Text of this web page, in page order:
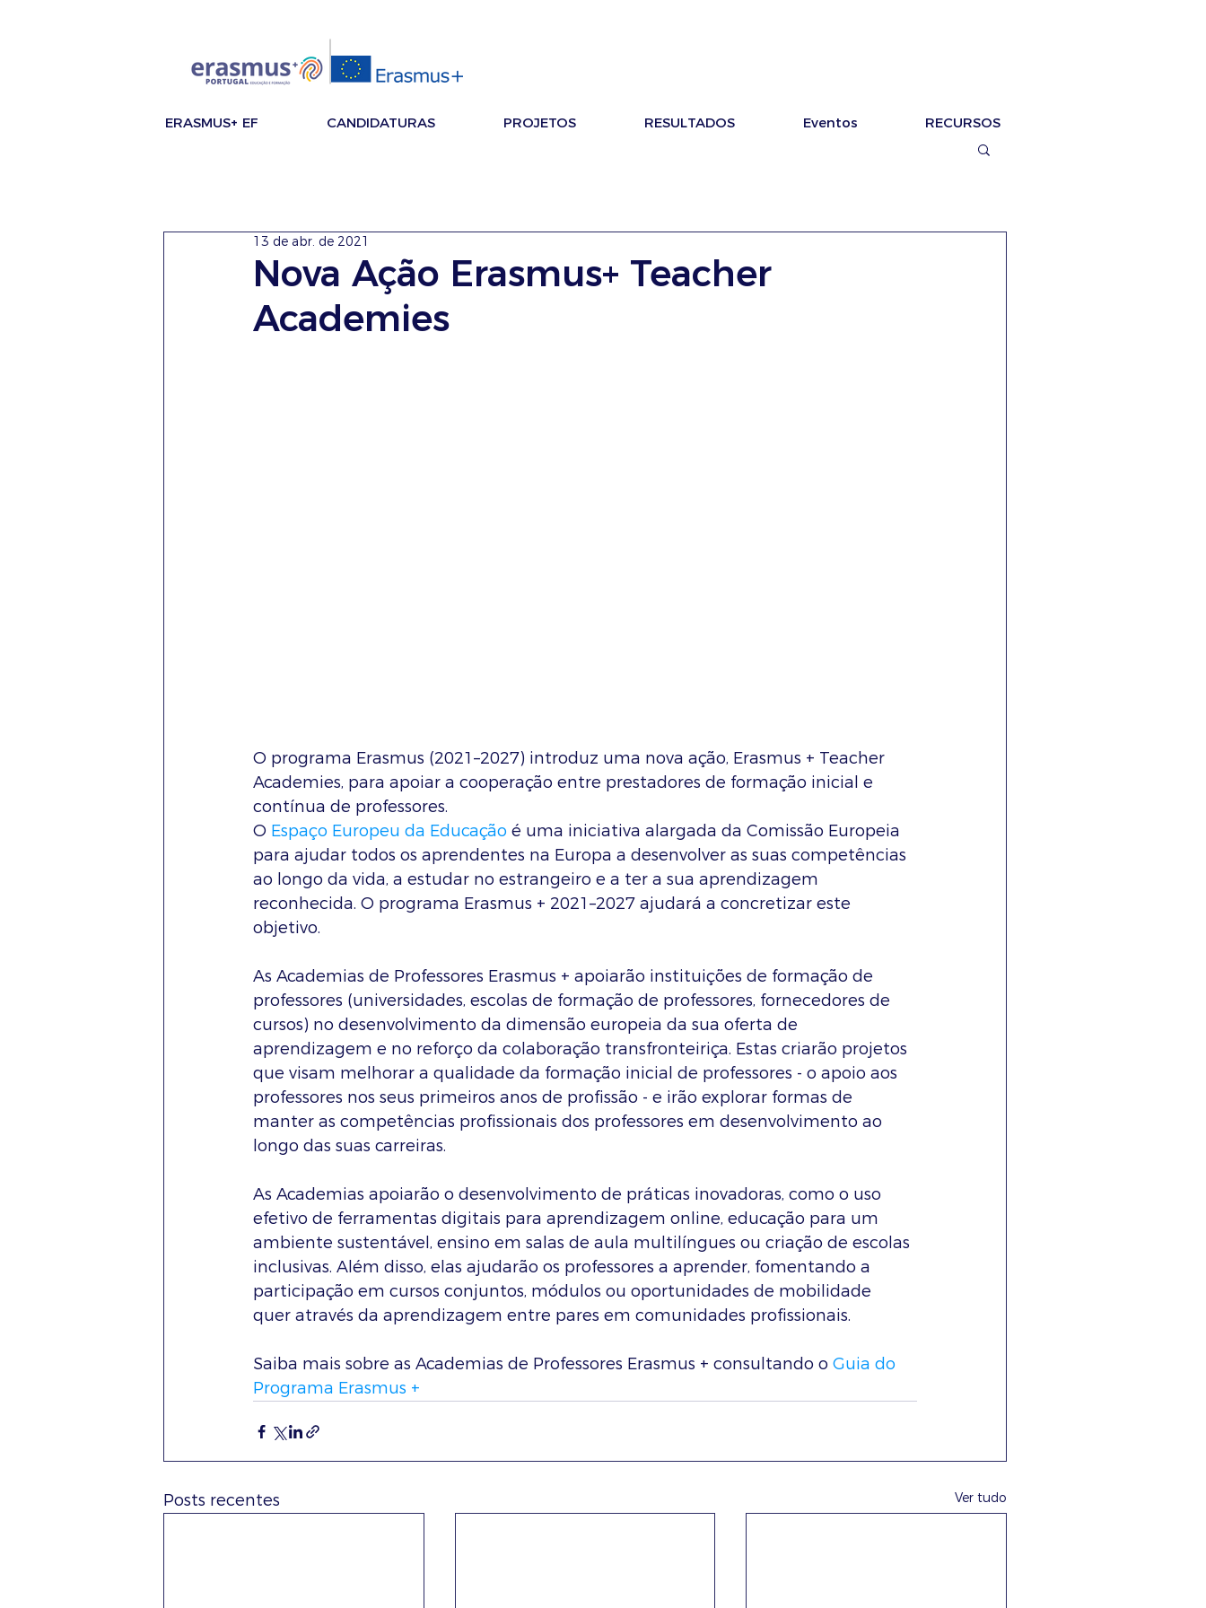
ERASMUS+ EF CANDIDATURAS PROJETOS RESULTADOS Eventos RECURSOS
Nova Ação Erasmus+ Teacher
Academies
13 de abr. de 2021
O programa Erasmus (2021–2027) introduz uma nova ação, Erasmus + Teacher
Academies, para apoiar a cooperação entre prestadores de formação inicial e
contínua de professores.
O Espaço Europeu da Educação é uma iniciativa alargada da Comissão Europeia
para ajudar todos os aprendentes na Europa a desenvolver as suas competências
ao longo da vida, a estudar no estrangeiro e a ter a sua aprendizagem
reconhecida. O programa Erasmus + 2021–2027 ajudará a concretizar este
objetivo.
As Academias de Professores Erasmus + apoiarão instituições de formação de
professores (universidades, escolas de formação de professores, fornecedores de
cursos) no desenvolvimento da dimensão europeia da sua oferta de
aprendizagem e no reforço da colaboração transfronteiriça. Estas criarão projetos
que visam melhorar a qualidade da formação inicial de professores - o apoio aos
professores nos seus primeiros anos de profissão - e irão explorar formas de
manter as competências profissionais dos professores em desenvolvimento ao
longo das suas carreiras.
As Academias apoiarão o desenvolvimento de práticas inovadoras, como o uso
efetivo de ferramentas digitais para aprendizagem online, educação para um
ambiente sustentável, ensino em salas de aula multilíngues ou criação de escolas
inclusivas. Além disso, elas ajudarão os professores a aprender, fomentando a
participação em cursos conjuntos, módulos ou oportunidades de mobilidade
quer através da aprendizagem entre pares em comunidades profissionais.
Saiba mais sobre as Academias de Professores Erasmus + consultando o Guia do
Programa Erasmus +
Posts recentes Ver tudo